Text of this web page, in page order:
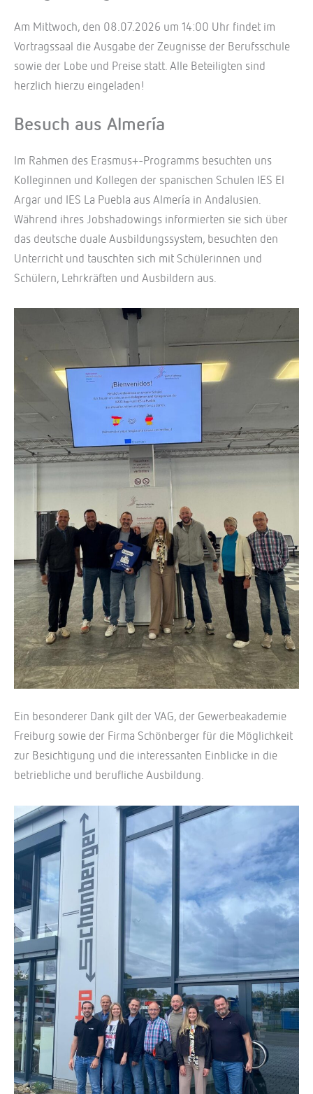
Am Mittwoch, den 08.07.2026 um 14:00 Uhr findet im
Vortragssaal die Ausgabe der Zeugnisse der Berufsschule
sowie der Lobe und Preise statt. Alle Beteiligten sind
herzlich hierzu eingeladen!
Besuch aus Almería
Im Rahmen des Erasmus+-Programms besuchten uns
Kolleginnen und Kollegen der spanischen Schulen IES El
Argar und IES La Puebla aus Almería in Andalusien.
Während ihres Jobshadowings informierten sie sich über
das deutsche duale Ausbildungssystem, besuchten den
Unterricht und tauschten sich mit Schülerinnen und
Schülern, Lehrkräften und Ausbildern aus.
Ein besonderer Dank gilt der VAG, der Gewerbeakademie
Freiburg sowie der Firma Schönberger für die Möglichkeit
zur Besichtigung und die interessanten Einblicke in die
betriebliche und berufliche Ausbildung.